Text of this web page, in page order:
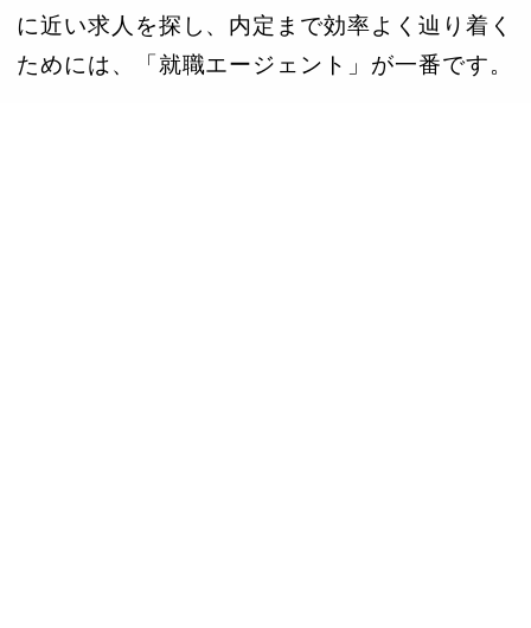
に近い求人を探し、内定まで効率よく辿り着く
ためには、「就職エージェント」が一番です。